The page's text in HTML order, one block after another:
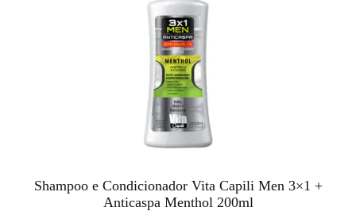
Shampoo e Condicionador Vita Capili Men 3×1 +
Anticaspa Menthol 200ml